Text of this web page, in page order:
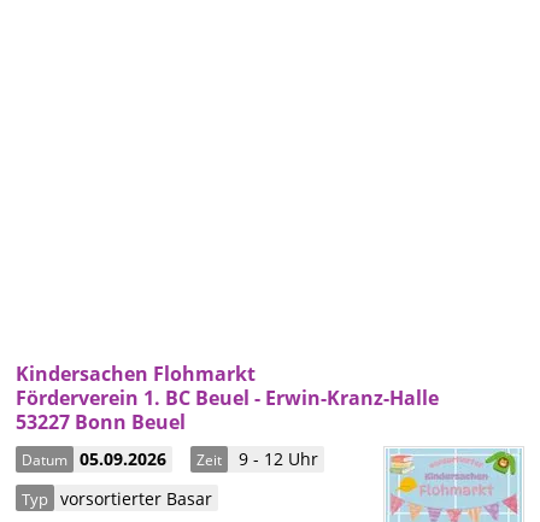
Kindersachen Flohmarkt
Förderverein 1. BC Beuel - Erwin-Kranz-Halle
53227 Bonn Beuel
Datum 05.09.2026 Zeit 9 - 12 Uhr
Typ vorsortierter Basar